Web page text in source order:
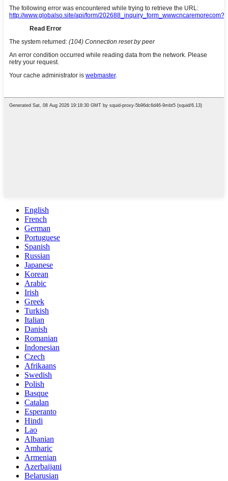
English
French
German
Portuguese
Spanish
Russian
Japanese
Korean
Arabic
Irish
Greek
Turkish
Italian
Danish
Romanian
Indonesian
Czech
Afrikaans
Swedish
Polish
Basque
Catalan
Esperanto
Hindi
Lao
Albanian
Amharic
Armenian
Azerbaijani
Belarusian